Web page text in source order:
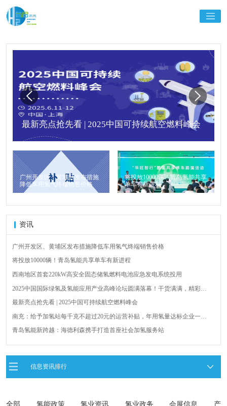
最新亮点抢先看 | 2025中国可持续航空燃料峰会
广州开发区、黄埔区发布措施
降低车用氢气终端销售价格
将投放10000辆！青岛氢能共享
单车有新进程
资讯
广州开发区、黄埔区发布措施降低车用氢气终端销售价格
将投放10000辆！青岛氢能共享单车有新进程
西南地区首套220kW高安全固态储氢燃料电池应急发电系统投用
2025中国国际绿氢及氢能应用产业高峰论坛圆满落幕！干货满满，精彩瞬
最新亮点抢先看 | 2025中国可持续航空燃料峰会
南充：给予加氢站每千克不超过20元的运营补贴，年用氢量达标企业一次
青岛氢能新跨越：海德利森携手打造首座社会加氢服务站
全球首台套！240吨氢能矿用刚性自卸车联合开发协议签署暨项目阶段开发
荷兰氢能产业联盟到访天德工业装备，与市区相关领导就威海文登区氢能
信息资讯排行
全部 氢能政策 氢业资讯 氢业政务 会展信息 产